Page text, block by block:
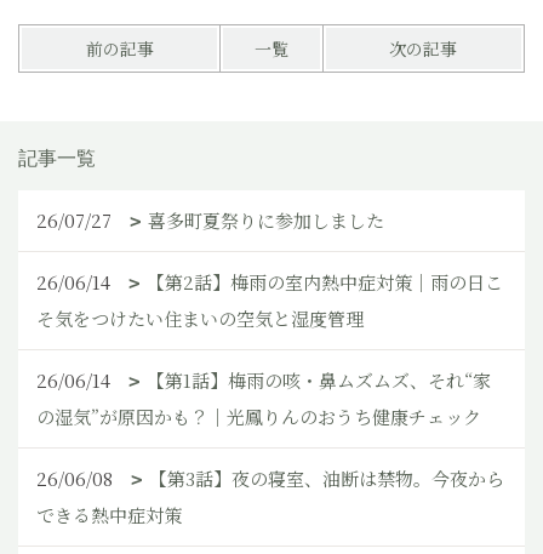
前の記事 一覧 次の記事
記事一覧
26/07/27 喜多町夏祭りに参加しました
26/06/14
【第2話】梅雨の室内熱中症対策｜雨の日こ
そ気をつけたい住まいの空気と湿度管理
26/06/14
【第1話】梅雨の咳・鼻ムズムズ、それ“家
の湿気”が原因かも？｜光鳳りんのおうち健康チェック
26/06/08
【第3話】夜の寝室、油断は禁物。今夜から
できる熱中症対策